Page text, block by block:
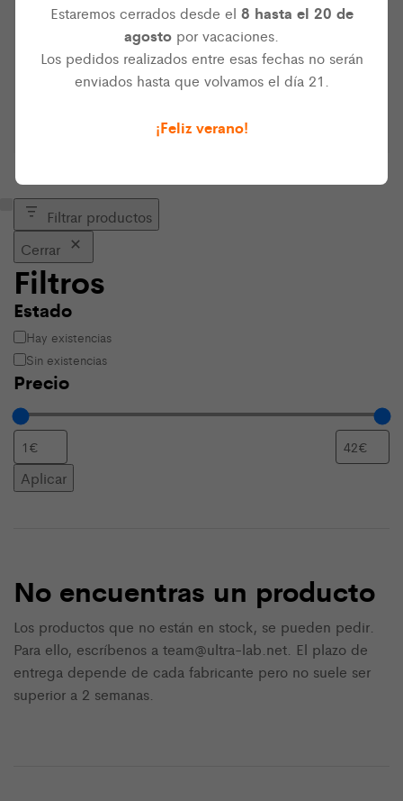
electrónica y e-textil. Si no encuentras el producto
que necesitas en nuestra web, puedes escribirnos a
info@ultra-lab.nety haremos lo posible por
ayudarte.
Filtrar productos
Cerrar
Filtros
Estado
Estado
Hay existencias
Sin existencias
Precio
Aplicar
No encuentras un producto
Los productos que no están en stock, se pueden pedir.
Para ello, escríbenos a team@ultra-lab.net. El plazo de
entrega depende de cada fabricante pero no suele ser
superior a 2 semanas.
Estaremos cerrados desde el 8 hasta el 20 de
agosto por vacaciones.
Los pedidos realizados entre esas fechas no serán
enviados hasta que volvamos el día 21.
¡Feliz verano!